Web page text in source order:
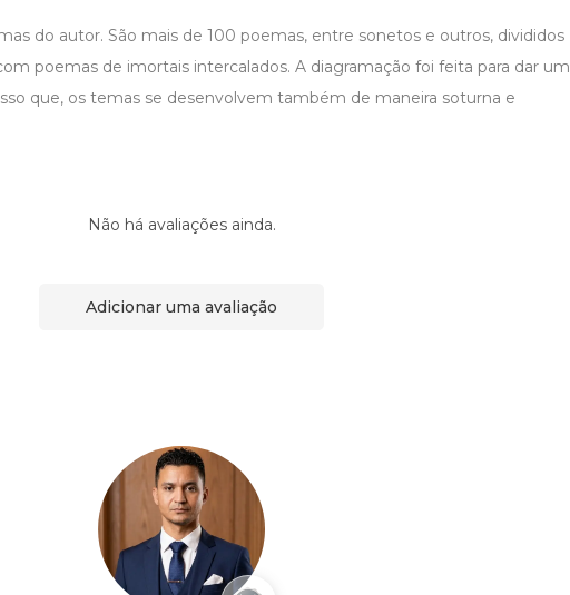
do autor. São mais de 100 poemas, entre sonetos e outros, divididos
poemas de imortais intercalados. A diagramação foi feita para dar um
que, os temas se desenvolvem também de maneira soturna e
Não há avaliações ainda.
Adicionar uma avaliação